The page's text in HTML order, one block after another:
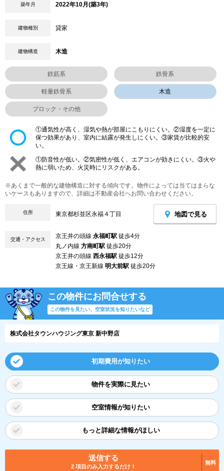
築年月 2022年10月(築3年)
建物種別 貸家
建物構造 木造
鉄筋系 鉄骨系
軽量鉄骨系 木造
ブロック・その他
①通気性が高く、湿気や熱が部屋にこもりにくい。②湿度を一定に
保つ効果があり、室内に結露が発生しにくい。③家賃が比較的安
い。
①防音性が低い。②気密性が低く、エアコンが効きにくい。③火や
熱に弱いため、火災時にリスクがある。
※あくまで一般的な建物構造に対する傾向です。物件によっては当てはまらな
いケースもありますので、詳細は不動産会社へお問い合わせください。
住所 東京都杉並区永福４丁目 地図で見る
交通・アクセス 京王井の頭線 永福町駅 徒歩4分
丸ノ内線 方南町駅 徒歩20分
京王井の頭線 西永福駅 徒歩12分
京王線・京王新線 明大前駅 徒歩20分
この物件にお問合せする
この物件を見たい、空室状況を知りたいなど
株式会社タウンハウジング東京 新中野店
初期費用が知りたい
物件を実際に見たい
空室情報が知りたい
もっと詳細な情報がほしい
送信する
2 項目のみ入力するだけ！
無料